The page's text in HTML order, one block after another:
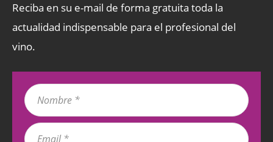
Reciba en su e-mail de forma gratuita toda la
actualidad indispensable para el profesional del
vino.